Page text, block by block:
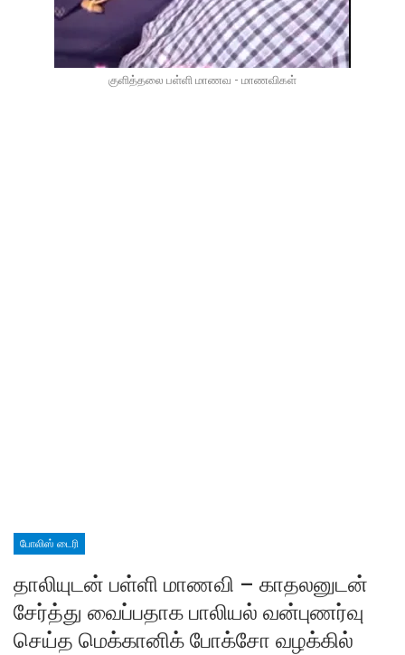
குளித்தலை பள்ளி மாணவ - மாணவிகள்
போலிஸ் டைரி
தாலியுடன் பள்ளி மாணவி – காதலனுடன்
சேர்த்து வைப்பதாக பாலியல் வன்புணர்வு
செய்த மெக்கானிக் போக்சோ வழக்கில்